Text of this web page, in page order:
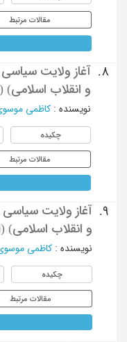
مقالات مرتبط
8.
آغاز ولایت
و انقلاب اسلامی) (2)
نویسنده : کاظمی
چکیده
مقالات مرتبط
9.
آغاز ولایت
و انقلاب اسلامی) (1)
نویسنده : کاظمی
چکیده
مقالات مرتبط